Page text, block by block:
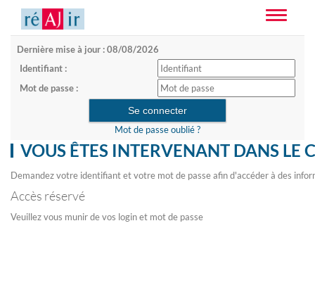
Toggle
Dernière mise à jour : 08/08/2026
Identifiant :
Mot de passe :
Mot de passe oublié ?
VOUS ÊTES INTERVENANT DANS LE
Demandez votre identifiant et votre mot de passe afin d'accéder à des
Accès réservé
Veuillez vous munir de vos login et mot de passe